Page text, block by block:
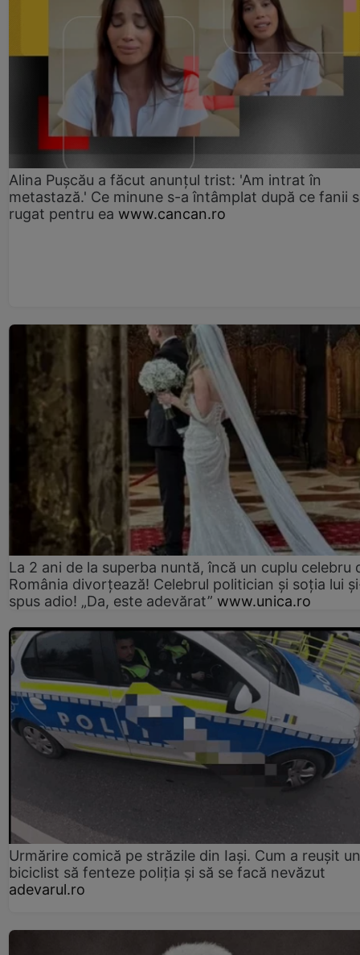
Alina Pușcău a făcut anunțul trist: 'Am intrat în
metastază.' Ce minune s-a întâmplat după ce fanii
rugat pentru ea www.cancan.ro
La 2 ani de la superba nuntă, încă un cuplu celebru
România divorțează! Celebrul politician și soția lui
spus adio! „Da, este adevărat” www.unica.ro
Urmărire comică pe străzile din Iași. Cum a reușit un
biciclist să fenteze poliția și să se facă nevăzut
adevarul.ro